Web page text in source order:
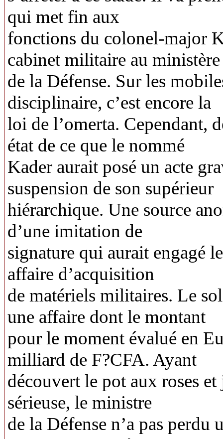
qui met fin aux
fonctions du colonel-major
cabinet militaire au ministère
de la Défense. Sur les
disciplinaire, c’est encore la
loi de l’omerta. Cependant,
état de ce que le nommé
Kader aurait posé un acte
suspension de son supérieur
hiérarchique. Une source
d’une imitation de
signature qui aurait engagé
affaire d’acquisition
de matériels militaires. Le
une affaire dont le montant
pour le moment évalué en
milliard de F?CFA. Ayant
découvert le pot aux roses
sérieuse, le ministre
de la Défense n’a pas perdu